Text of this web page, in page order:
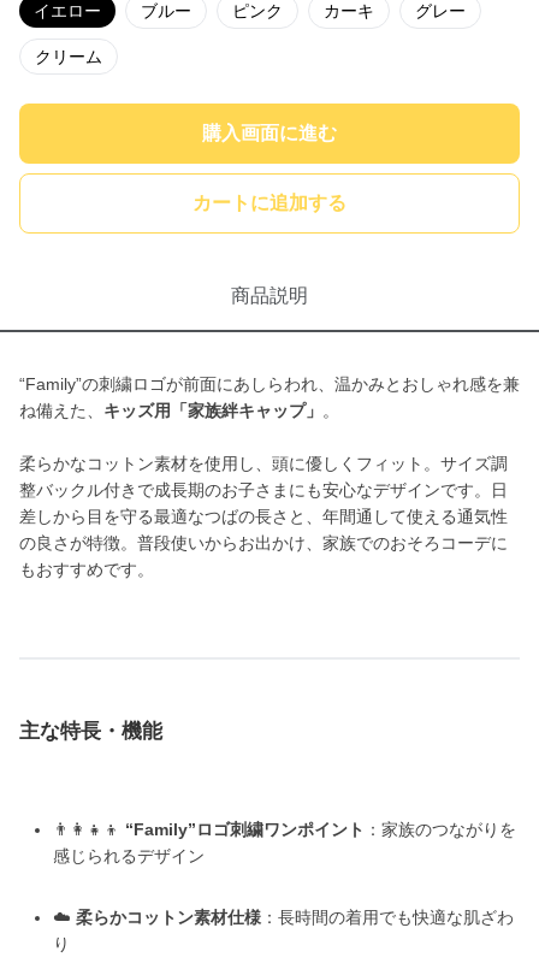
イエロー ブルー ピンク カーキ グレー
クリーム
購入画面に進む
カートに追加する
商品説明
“Family”の刺繍ロゴが前面にあしらわれ、温かみとおしゃれ感を兼
ね備えた、 キッズ用「家族絆キャップ」 。
柔らかなコットン素材を使用し、頭に優しくフィット。サイズ調
整バックル付きで成長期のお子さまにも安心なデザインです。日
差しから目を守る最適なつばの長さと、年間通して使える通気性
の良さが特徴。普段使いからお出かけ、家族でのおそろコーデに
もおすすめです。
主な特長・機能
👨‍👩‍👧‍👦 “Family”ロゴ刺繍ワンポイント ：家族のつながりを
感じられるデザイン
☁️ 柔らかコットン素材仕様 ：長時間の着用でも快適な肌ざわ
り